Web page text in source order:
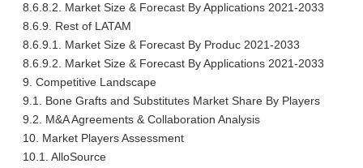
8.6.8.2. Market Size & Forecast By Applications 2021-2033
8.6.9. Rest of LATAM
8.6.9.1. Market Size & Forecast By Produc 2021-2033
8.6.9.2. Market Size & Forecast By Applications 2021-2033
9. Competitive Landscape
9.1. Bone Grafts and Substitutes Market Share By Players
9.2. M&A Agreements & Collaboration Analysis
10. Market Players Assessment
10.1. AlloSource